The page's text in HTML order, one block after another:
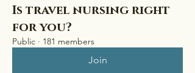
Is travel nursing right
for you?
Public · 181 members
Join